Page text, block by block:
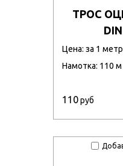
ТРОС
Цена: за 1 метр
Намотка: 110 м
110руб